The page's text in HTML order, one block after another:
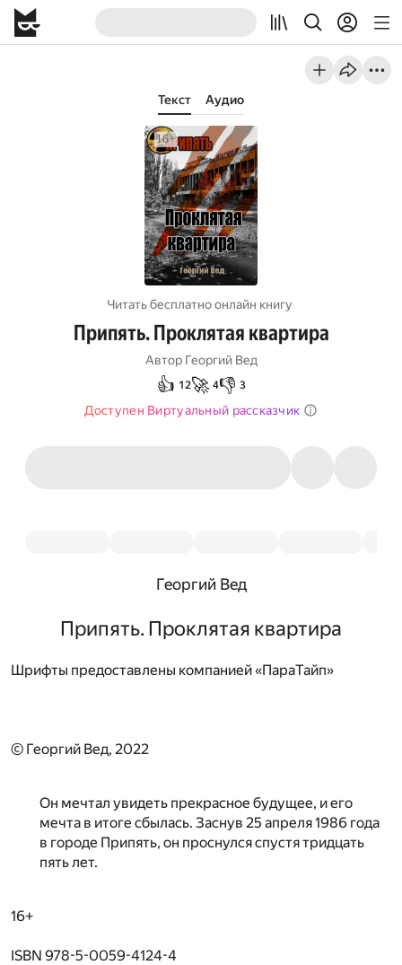
Текст Аудио
Читать бесплатно онлайн книгу
Припять. Проклятая квартира
Автор Георгий Вед
👍 12🚀 4👎 3
Доступен Виртуальный рассказчик
Георгий Вед
Припять. Проклятая квартира
Шрифты предоставлены компанией «ПараТайп»
© Георгий Вед, 2022
Он мечтал увидеть прекрасное будущее, и его
мечта в итоге сбылась. Заснув 25 апреля 1986 года
в городе Припять, он проснулся спустя тридцать
пять лет.
16+
ISBN 978-5-0059-4124-4